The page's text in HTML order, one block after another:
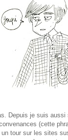
Depuis je suis aussi
(cette
tour sur les sites